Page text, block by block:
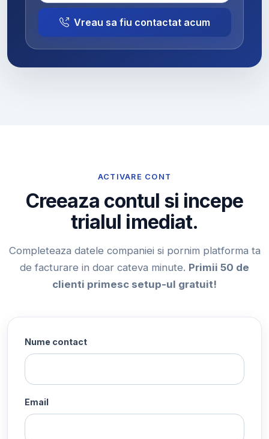
Vreau sa fiu contactat acum
ACTIVARE CONT
Creeaza contul si incepe
trialul imediat.
Completeaza datele companiei si pornim platforma ta
de facturare in doar cateva minute. Primii 50 de
clienti primesc setup-ul gratuit!
Nume contact
Email